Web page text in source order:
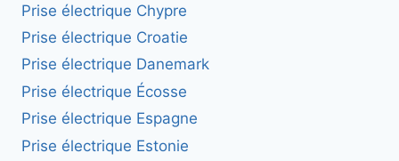
Prise électrique Chypre
Prise électrique Croatie
Prise électrique Danemark
Prise électrique Écosse
Prise électrique Espagne
Prise électrique Estonie